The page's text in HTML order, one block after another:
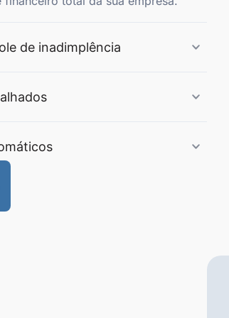
de inadimplência